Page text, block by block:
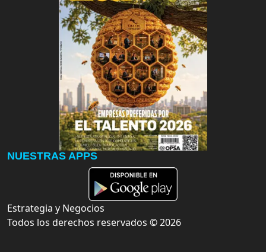
NUESTRAS APPS
Estrategia y Negocios
Todos los derechos reservados ©2026